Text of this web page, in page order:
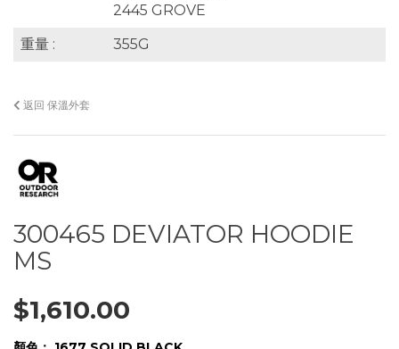
2445 GROVE
重量 :
355G
返回 保溫外套
300465 DEVIATOR HOODIE
MS
$1,610.00